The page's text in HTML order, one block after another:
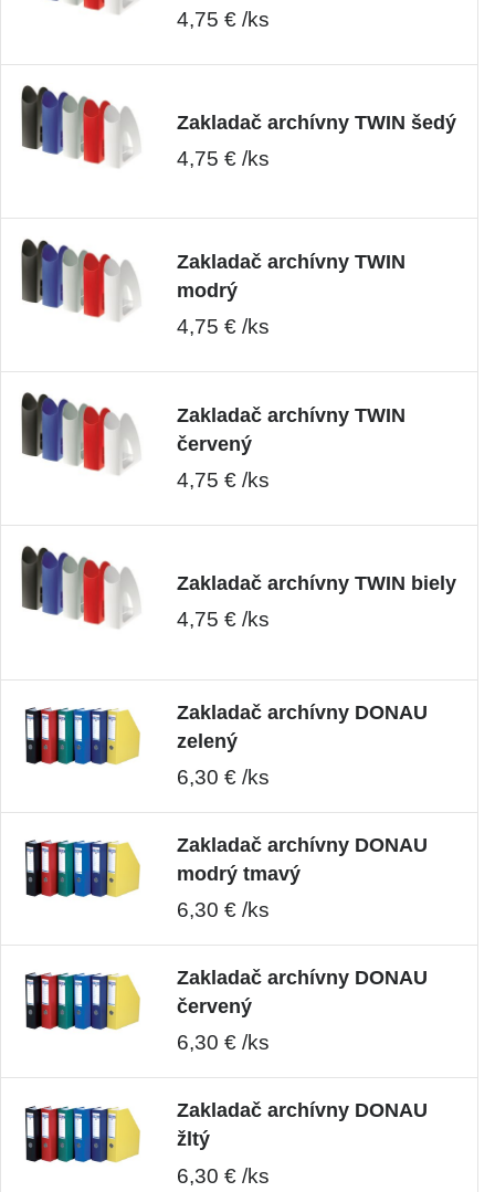
4,75 € /ks
Zakladač archívny TWIN šedý
4,75 € /ks
Zakladač archívny TWIN
modrý
4,75 € /ks
Zakladač archívny TWIN
červený
4,75 € /ks
Zakladač archívny TWIN biely
4,75 € /ks
Zakladač archívny DONAU
zelený
6,30 € /ks
Zakladač archívny DONAU
modrý tmavý
6,30 € /ks
Zakladač archívny DONAU
červený
6,30 € /ks
Zakladač archívny DONAU
žltý
6,30 € /ks